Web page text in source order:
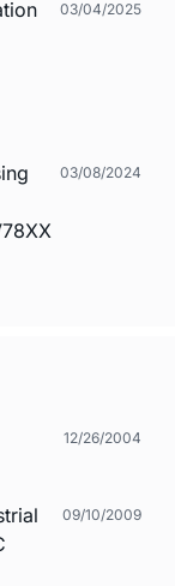
03/04/2025
03/08/2024
12/26/2004
09/10/2009